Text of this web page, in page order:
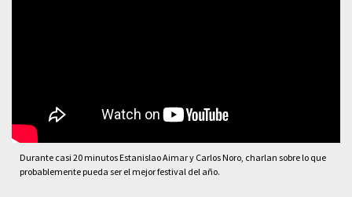
Durante casi 20 minutos Estanislao Aimar y Carlos Noro, charlan sobre lo que
probablemente pueda ser el mejor festival del año.